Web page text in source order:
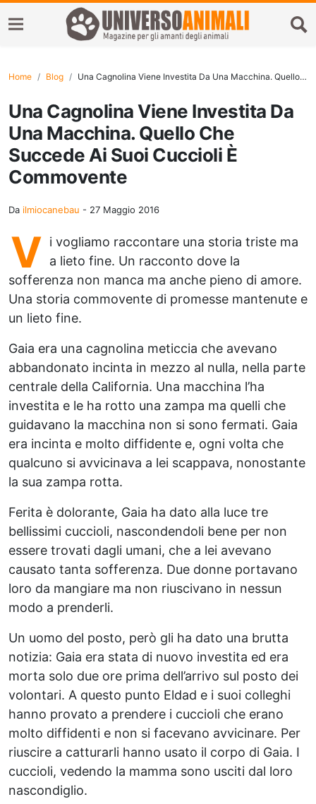
Home Blog Una Cagnolina Viene Investita Da Una Macchina. Quello Che Succede Ai Suoi Cuccioli È Commovente
Una Cagnolina Viene Investita Da
Una Macchina. Quello Che
Succede Ai Suoi Cuccioli È
Commovente
Da ilmiocanebau - 27 Maggio 2016
V i vogliamo raccontare una storia triste ma
a lieto fine. Un racconto dove la
sofferenza non manca ma anche pieno di amore.
Una storia commovente di promesse mantenute e
un lieto fine.
Gaia era una cagnolina meticcia che avevano
abbandonato incinta in mezzo al nulla, nella parte
centrale della California. Una macchina l’ha
investita e le ha rotto una zampa ma quelli che
guidavano la macchina non si sono fermati. Gaia
era incinta e molto diffidente e, ogni volta che
qualcuno si avvicinava a lei scappava, nonostante
la sua zampa rotta.
Ferita è dolorante, Gaia ha dato alla luce tre
bellissimi cuccioli, nascondendoli bene per non
essere trovati dagli umani, che a lei avevano
causato tanta sofferenza. Due donne portavano
loro da mangiare ma non riuscivano in nessun
modo a prenderli.
Un uomo del posto, però gli ha dato una brutta
notizia: Gaia era stata di nuovo investita ed era
morta solo due ore prima dell’arrivo sul posto dei
volontari. A questo punto Eldad e i suoi colleghi
hanno provato a prendere i cuccioli che erano
molto diffidenti e non si facevano avvicinare. Per
riuscire a catturarli hanno usato il corpo di Gaia. I
cuccioli, vedendo la mamma sono usciti dal loro
nascondiglio.